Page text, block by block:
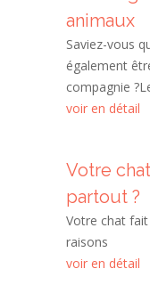
animaux
Saviez-vous
également
compagnie
voir en détail
Votre
partout ?
Votre chat
raisons
voir en détail